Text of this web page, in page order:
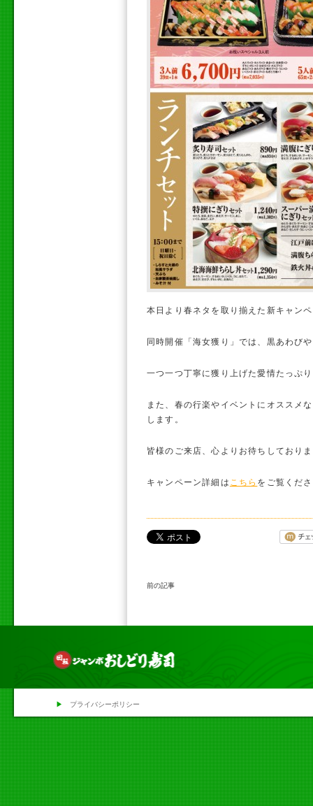
本日より春ネタを取り揃えた新キャン
同時開催「海女獲り」では、黒あわび
一つ一つ丁寧に獲り上げた愛情たっぷ
また、春の行楽やイベントにオススメ
します。
皆様のご来店、心よりお待ちしており
キャンペーン詳細は こちら をご覧くだ
前の記事
▶ プライバシーポリシー